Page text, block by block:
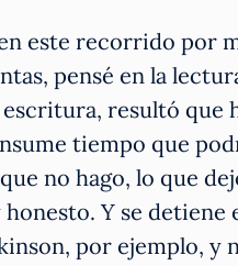
este recorrido por
pensé en la
resultó que
tiempo que
no hago, lo que
honesto. Y se
por ejemplo, y